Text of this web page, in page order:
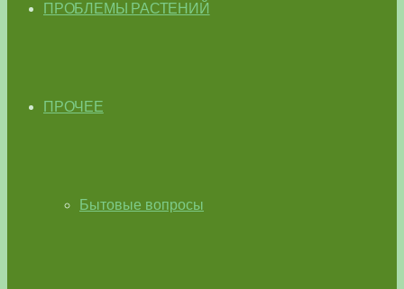
ПРОБЛЕМЫ РАСТЕНИЙ
ПРОЧЕЕ
Бытовые вопросы